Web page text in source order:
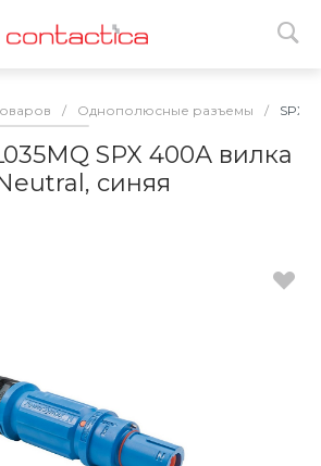
/ Однополюсные разъемы /
SPX 400А вилка
синяя